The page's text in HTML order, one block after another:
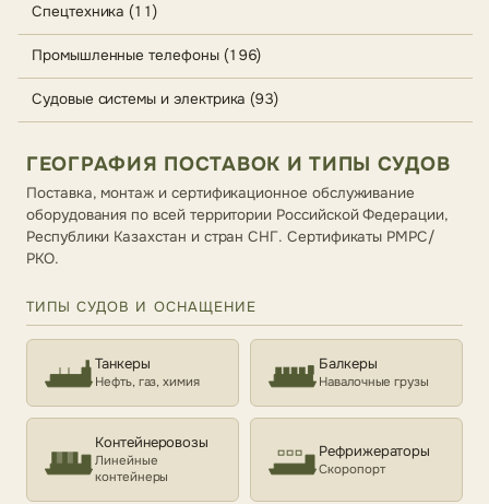
Спецтехника (11)
Промышленные телефоны (196)
Судовые системы и электрика (93)
ГЕОГРАФИЯ ПОСТАВОК И ТИПЫ СУДОВ
Поставка, монтаж и сертификационное обслуживание
оборудования по всей территории Российской Федерации,
Республики Казахстан и стран СНГ. Сертификаты РМРС/
РКО.
ТИПЫ СУДОВ И ОСНАЩЕНИЕ
Танкеры
Нефть, газ, химия
Балкеры
Навалочные грузы
Контейнеровозы
Линейные
контейнеры
Рефрижераторы
Скоропорт